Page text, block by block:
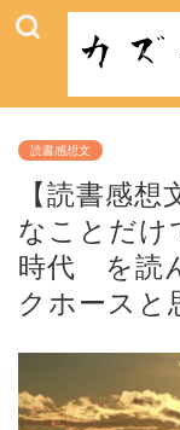
読書感想文
【読書感
なことだけ
時代 を読
クホースと